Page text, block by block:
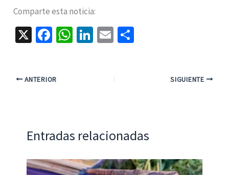
Comparte esta noticia:
X
Fa
o
W Li E
l
ANTERIOR SIGUIENTE
Entradas relacionadas